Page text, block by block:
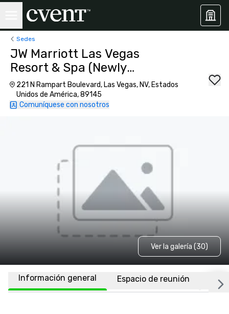
Sedes
JW Marriott Las Vegas
Resort & Spa (Newly
Renovated)
221 N Rampart Boulevard, Las Vegas, NV, Estados
Unidos de América, 89145
Comuníquese con nosotros
Ver la galería (30)
Información general Espacio de reunión